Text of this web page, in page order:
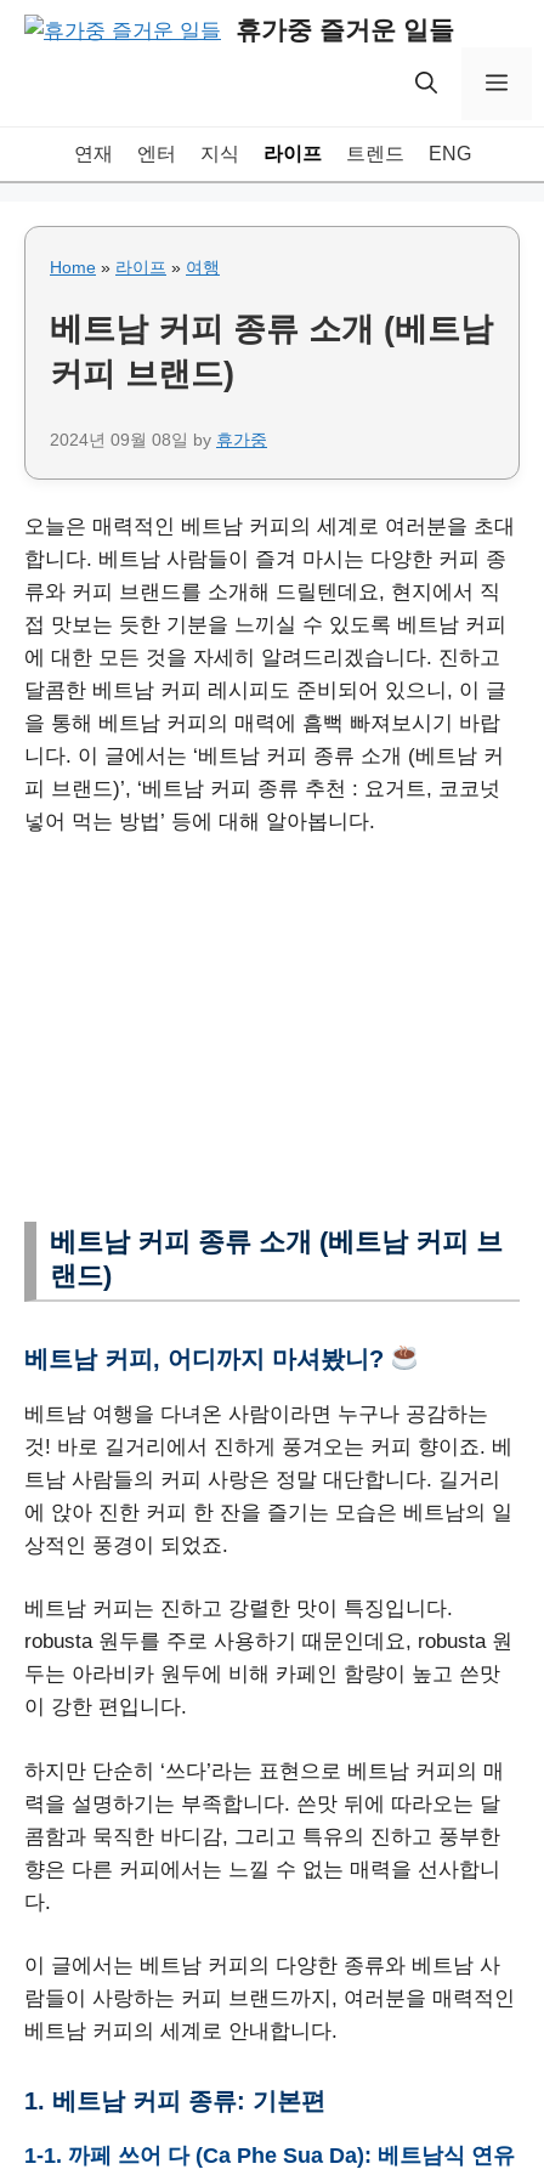
Skip
휴가중 즐거운 일들
연재 엔터 지식 라이프 트렌드 ENG
Home » 라이프 » 여행
베트남 커피 종류 소개 (베트남
커피 브랜드)
2024년 09월 08일 by 휴가중
오늘은 매력적인 베트남 커피의 세계로 여러분을 초대
합니다. 베트남 사람들이 즐겨 마시는 다양한 커피 종
류와 커피 브랜드를 소개해 드릴텐데요, 현지에서 직
접 맛보는 듯한 기분을 느끼실 수 있도록 베트남 커피
에 대한 모든 것을 자세히 알려드리겠습니다. 진하고
달콤한 베트남 커피 레시피도 준비되어 있으니, 이 글
을 통해 베트남 커피의 매력에 흠뻑 빠져보시기 바랍
니다. 이 글에서는 ‘베트남 커피 종류 소개 (베트남 커
피 브랜드)’, ‘베트남 커피 종류 추천 : 요거트, 코코넛
넣어 먹는 방법’ 등에 대해 알아봅니다.
베트남 커피 종류 소개 (베트남 커피 브
랜드)
베트남 커피, 어디까지 마셔봤니?
베트남 여행을 다녀온 사람이라면 누구나 공감하는
것! 바로 길거리에서 진하게 풍겨오는 커피 향이죠. 베
트남 사람들의 커피 사랑은 정말 대단합니다. 길거리
에 앉아 진한 커피 한 잔을 즐기는 모습은 베트남의 일
상적인 풍경이 되었죠.
베트남 커피는 진하고 강렬한 맛이 특징입니다.
robusta 원두를 주로 사용하기 때문인데요, robusta 원
두는 아라비카 원두에 비해 카페인 함량이 높고 쓴맛
이 강한 편입니다.
하지만 단순히 ‘쓰다’라는 표현으로 베트남 커피의 매
력을 설명하기는 부족합니다. 쓴맛 뒤에 따라오는 달
콤함과 묵직한 바디감, 그리고 특유의 진하고 풍부한
향은 다른 커피에서는 느낄 수 없는 매력을 선사합니
다.
이 글에서는 베트남 커피의 다양한 종류와 베트남 사
람들이 사랑하는 커피 브랜드까지, 여러분을 매력적인
베트남 커피의 세계로 안내합니다.
1. 베트남 커피 종류: 기본편
1-1. 까페 쓰어 다 (Ca Phe Sua Da): 베트남식 연유